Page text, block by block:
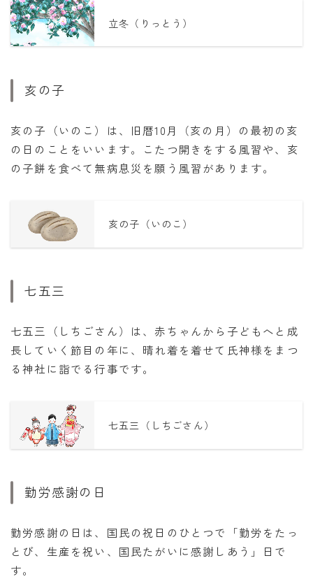
立冬（りっとう）
亥の子
亥の子（いのこ）は、旧暦10月（亥の月）の最初の亥
の日のことをいいます。こたつ開きをする風習や、亥
の子餅を食べて無病息災を願う風習があります。
亥の子（いのこ）
七五三
七五三（しちごさん）は、赤ちゃんから子どもへと成
長していく節目の年に、晴れ着を着せて氏神様をまつ
る神社に詣でる行事です。
七五三（しちごさん）
勤労感謝の日
勤労感謝の日は、国民の祝日のひとつで「勤労をたっ
とび、生産を祝い、国民たがいに感謝しあう」日で
す。